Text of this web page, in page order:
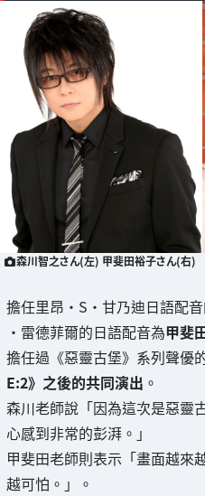
森川智之さん(左) 甲斐田裕子さん(右)
擔任里昂·S·甘乃迪日語配音
·雷德菲爾的日語配音為甲斐
擔任過《惡靈古堡》系列聲優
E:2》之後的共同演出 。
森川老師說「因為這次是惡靈
心感到非常的彭湃。」
甲斐田老師則表示「畫面越來
越可怕。」。